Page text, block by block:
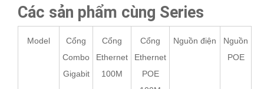
Các sản phẩm cùng Series
Model
Cổng
Combo
Gigabit
Cổng
Ethernet
100M
Cổng
Ethernet
POE
Nguồn điện
Nguồn
POE